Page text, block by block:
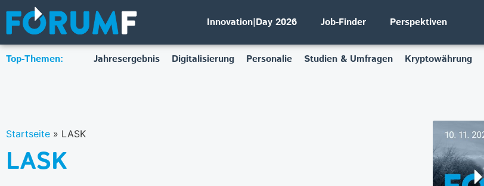
Innovation|Day 2026 Job-Finder Perspektiven
Top-Themen: Jahresergebnis Digitalisierung Personalie Studien & Umfragen Kryptowährung
Startseite » LASK
LASK